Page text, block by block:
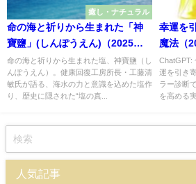
癒し・ナチュラル
命の海と祈りから生まれた「神
寶鹽」(しんぽうえん)（2025年
10月号）
命の海と祈りから生まれた塩、神寶鹽（し
んぽうえん）。健康回復工房所長・工藤清
敏氏が語る、海水の力と意識を込めた塩作
り、歴史に隠された“塩の真...
幸運を
魔法（
ChatGPT:
運を引き
ラー診断
を高める
人気記事